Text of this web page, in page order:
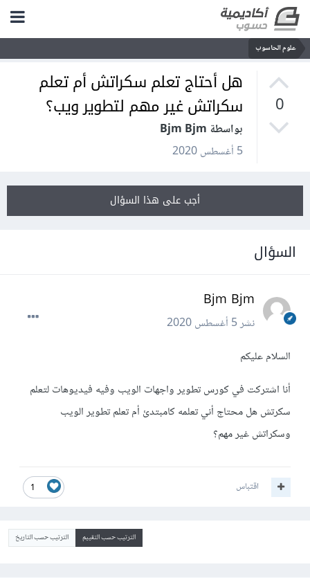
علوم الحاسوب
0
هل أحتاج تعلم سكراتش أم تعلم
سكراتش غير مهم لتطوير ويب؟
بواسطة Bjm Bjm
5 أغسطس 2020
أجب على هذا السؤال
السؤال
Bjm Bjm
نشر5 أغسطس 2020
السلام عليكم
أنا اشتركت في كورس تطوير واجهات الويب وفيه فيديوهات لتعلم
سكرتش هل محتاج أني تعلمه كامبتدئ أم تعلم تطوير الويب
وسكراتش غير مهم؟
1 اقتباس
الترتيب حسب التقييم الترتيب حسب التاريخ